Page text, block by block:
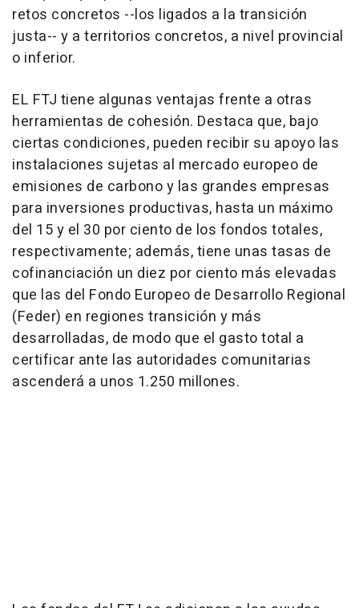
retos concretos --los ligados a la transición
justa-- y a territorios concretos, a nivel provincial
o inferior.
EL FTJ tiene algunas ventajas frente a otras
herramientas de cohesión. Destaca que, bajo
ciertas condiciones, pueden recibir su apoyo las
instalaciones sujetas al mercado europeo de
emisiones de carbono y las grandes empresas
para inversiones productivas, hasta un máximo
del 15 y el 30 por ciento de los fondos totales,
respectivamente; además, tiene unas tasas de
cofinanciación un diez por ciento más elevadas
que las del Fondo Europeo de Desarrollo Regional
(Feder) en regiones transición y más
desarrolladas, de modo que el gasto total a
certificar ante las autoridades comunitarias
ascenderá a unos 1.250 millones.